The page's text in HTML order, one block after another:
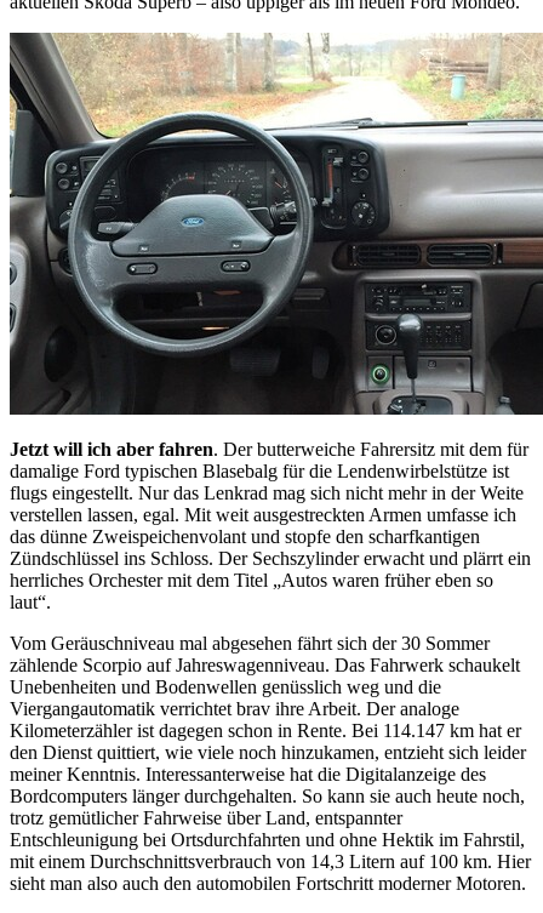
Jetzt will ich aber fahren. Der butterweiche Fahrersitz mit dem für
damalige Ford typischen Blasebalg für die Lendenwirbelstütze ist
flugs eingestellt. Nur das Lenkrad mag sich nicht mehr in der Weite
verstellen lassen, egal. Mit weit ausgestreckten Armen umfasse ich
das dünne Zweispeichenvolant und stopfe den scharfkantigen
Zündschlüssel ins Schloss. Der Sechszylinder erwacht und plärrt ein
herrliches Orchester mit dem Titel „Autos waren früher eben so
laut“.
Vom Geräuschniveau mal abgesehen fährt sich der 30 Sommer
zählende Scorpio auf Jahreswagenniveau. Das Fahrwerk schaukelt
Unebenheiten und Bodenwellen genüsslich weg und die
Viergangautomatik verrichtet brav ihre Arbeit. Der analoge
Kilometerzähler ist dagegen schon in Rente. Bei 114.147 km hat er
den Dienst quittiert, wie viele noch hinzukamen, entzieht sich leider
meiner Kenntnis. Interessanterweise hat die Digitalanzeige des
Bordcomputers länger durchgehalten. So kann sie auch heute noch,
trotz gemütlicher Fahrweise über Land, entspannter
Entschleunigung bei Ortsdurchfahrten und ohne Hektik im Fahrstil,
mit einem Durchschnittsverbrauch von 14,3 Litern auf 100 km. Hier
sieht man also auch den automobilen Fortschritt moderner Motoren.